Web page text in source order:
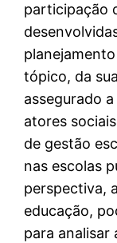
participação
tópico, da
assegurado
atores
de gestão
nas escolas
perspectiva,
educação,
para analisar